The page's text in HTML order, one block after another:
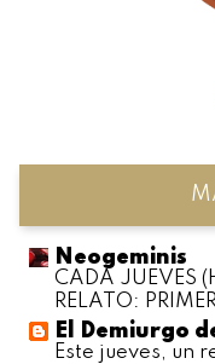
Neogeminis
CADA JUEVES
RELATO:
El Demiurgo
Este jueves, un